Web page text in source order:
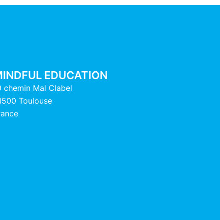
EDUCATION
chemin Mal Clabel
Toulouse